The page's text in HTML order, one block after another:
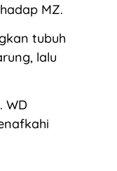
MZ.
tubuh
lalu
WD